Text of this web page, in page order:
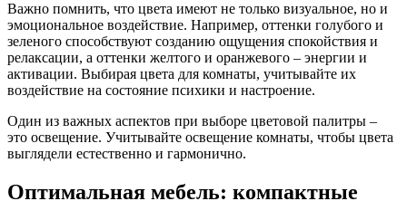
Важно помнить, что цвета имеют не только визуальное, но и
эмоциональное воздействие. Например, оттенки голубого и
зеленого способствуют созданию ощущения спокойствия и
релаксации, а оттенки желтого и оранжевого – энергии и
активации. Выбирая цвета для комнаты, учитывайте их
воздействие на состояние психики и настроение.
Один из важных аспектов при выборе цветовой палитры –
это освещение. Учитывайте освещение комнаты, чтобы цвета
выглядели естественно и гармонично.
Оптимальная мебель: компактные